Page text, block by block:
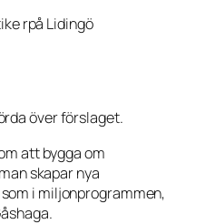
rpå Lidingö
över förslaget.
att bygga om
skapar nya
i miljonprogrammen,